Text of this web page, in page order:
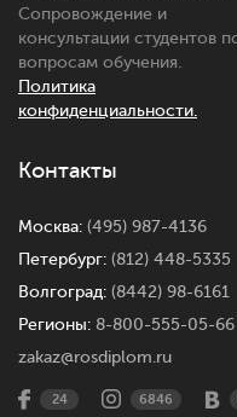
Сопровождение и
консультации студентов
вопросам обучения.
Политика
конфиденциальности.
Контакты
Москва: (495) 987-4136
Петербург: (812) 448-5335
Волгоград: (8442) 98-6161
Регионы: 8-800-555-05-66
zakaz@rosdiplom.ru
24 6846